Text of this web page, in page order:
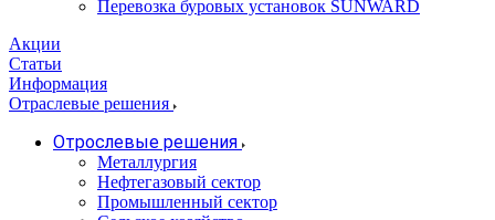
Перевозка буровых установок SUNWARD
Акции
Статьи
Информация
Отраслевые решения
Отрослевые решения
Металлургия
Нефтегазовый сектор
Промышленный сектор